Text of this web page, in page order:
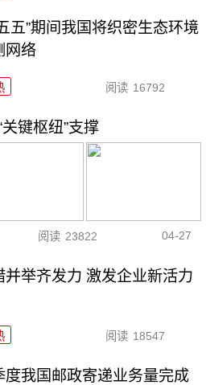
五”期间我国将织密生态环境
网络
阅读 16792
键枢纽”支撑
阅读 23822 04-27
并举齐发力 激发企业新活力
阅读 18547
度我国邮政寄递业务量完成